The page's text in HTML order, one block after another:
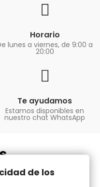
Horario
lunes a viernes, de 9:00 a
20:00
Te ayudamos
Estamos disponibles en
nuestro chat WhatsApp
en talla de madera,
de los